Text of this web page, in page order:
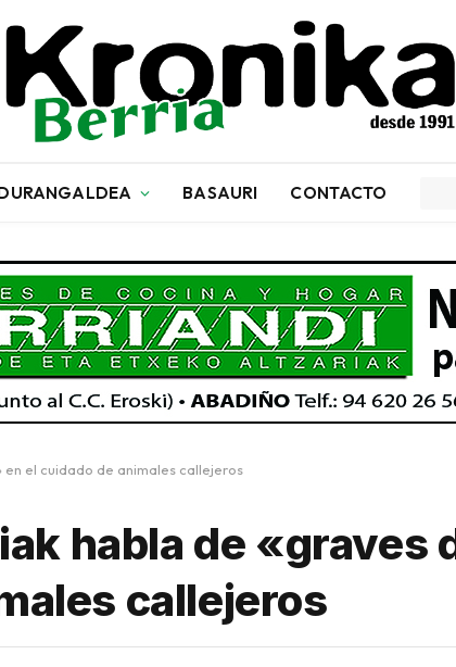
BASAURI CONTACTO
el cuidado de animales callejeros
habla de «graves
callejeros